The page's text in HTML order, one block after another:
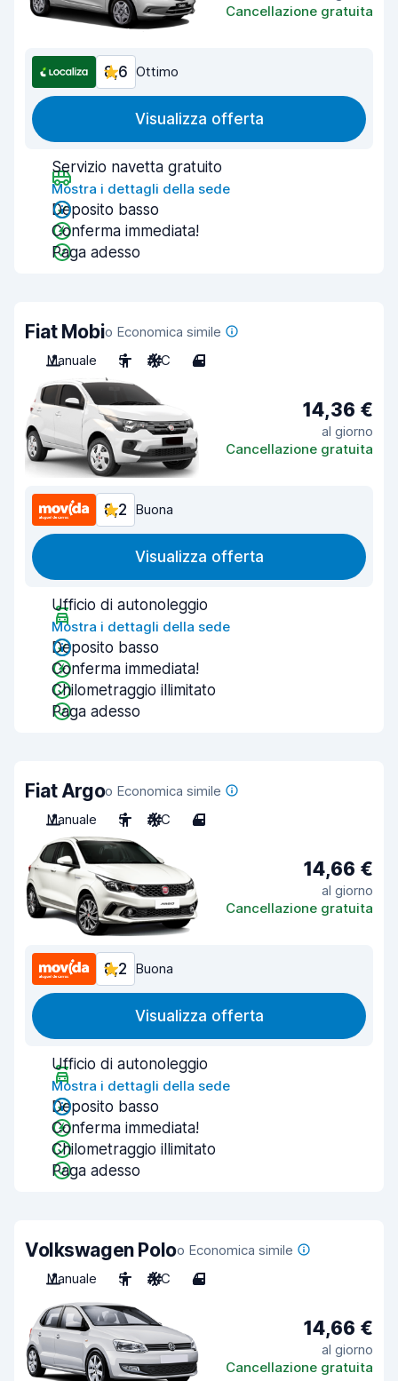
Cancellazione gratuita
8,6 Ottimo
Visualizza offerta
Servizio navetta gratuito
Mostra i dettagli della sede
Deposito basso
Conferma immediata!
Paga adesso
Fiat Mobio Economica simile
Manuale
5 A/C 4
14,36 €
al giorno
Cancellazione gratuita
8,2 Buona
Visualizza offerta
Ufficio di autonoleggio
Mostra i dettagli della sede
Deposito basso
Conferma immediata!
Chilometraggio illimitato
Paga adesso
Fiat Argoo Economica simile
Manuale
5 A/C 4
14,66 €
al giorno
Cancellazione gratuita
8,2 Buona
Visualizza offerta
Ufficio di autonoleggio
Mostra i dettagli della sede
Deposito basso
Conferma immediata!
Chilometraggio illimitato
Paga adesso
Volkswagen Poloo Economica simile
Manuale
5 A/C 4
14,66 €
al giorno
Cancellazione gratuita